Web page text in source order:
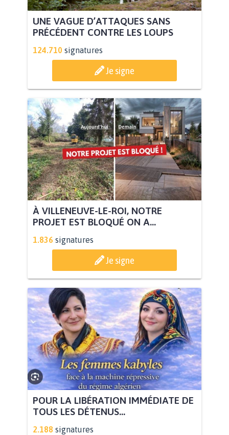
UNE VAGUE D’ATTAQUES SANS
PRÉCÉDENT CONTRE LES LOUPS
124.710 signatures
Je signe
À VILLENEUVE-LE-ROI, NOTRE
PROJET EST BLOQUÉ ON A...
1.836 signatures
Je signe
POUR LA LIBÉRATION IMMÉDIATE DE
TOUS LES DÉTENUS...
2.188 signatures